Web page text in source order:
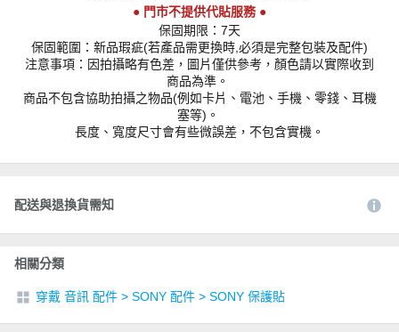
● 門市不提供代貼服務 ●
保固期限：7天
保固範圍：新品瑕疵(若產品需更換時,必須是完整包裝及配件)
注意事項：因拍攝略有色差，圖片僅供參考，顏色請以實際收到
商品為準。
商品不包含協助拍攝之物品(例如卡片、電池、手機、零錢、耳機
塞等)。
長度、寬度尺寸會有些微誤差，不包含實機。
配送與退換貨需知
相關分類
穿戴 音訊 配件 > SONY 配件 > SONY 保護貼